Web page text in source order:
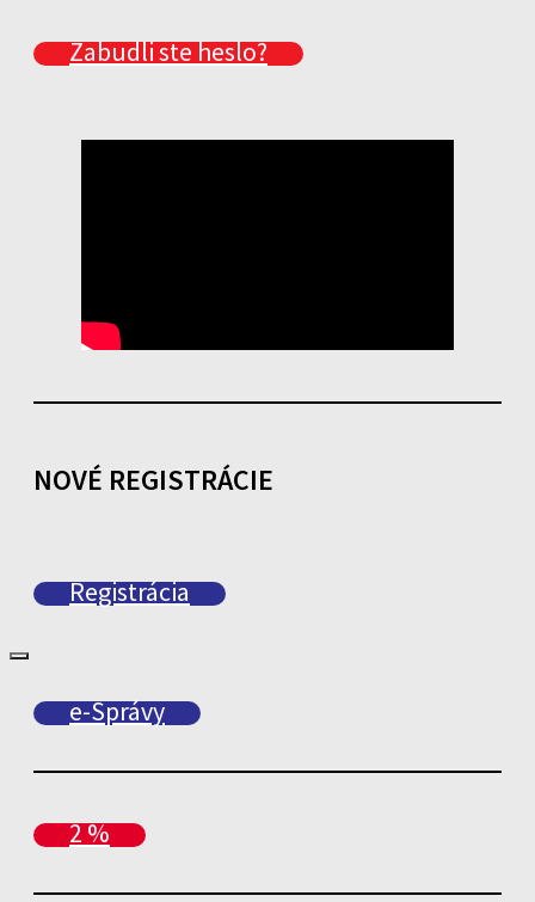
Zabudli ste heslo?
NOVÉ REGISTRÁCIE
Registrácia
e-Správy
2 %